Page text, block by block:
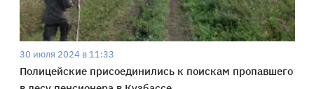
30 июля 2024 в 11:33
Полицейские присоединились к поискам пропавшего